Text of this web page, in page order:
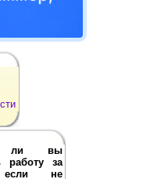
ли вы
работу за
если не